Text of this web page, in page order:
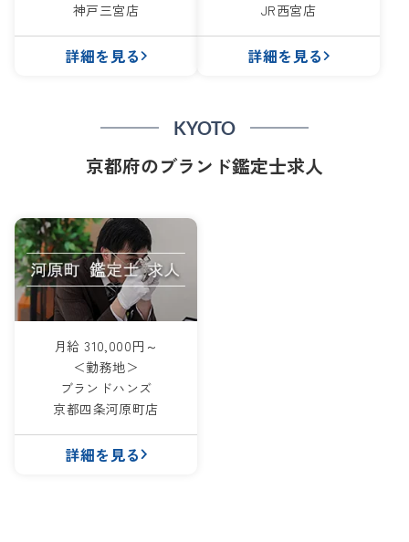
神戸三宮店
詳細を見る
JR西宮店
詳細を見る
KYOTO
京都府のブランド鑑定士求人
月給 310,000円～
＜勤務地＞
ブランドハンズ
京都四条河原町店
詳細を見る